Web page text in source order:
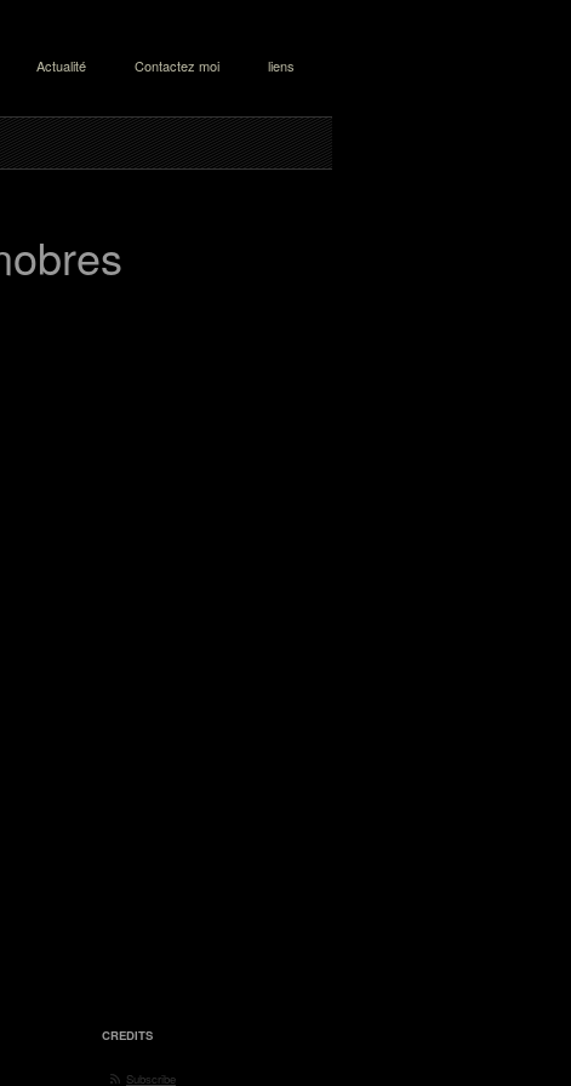
Actualité Contactez moi liens
CREDITS
Subscribe